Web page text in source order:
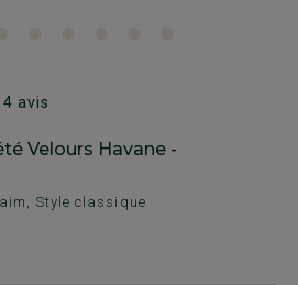
4 avis
Velours Havane -
Style classique